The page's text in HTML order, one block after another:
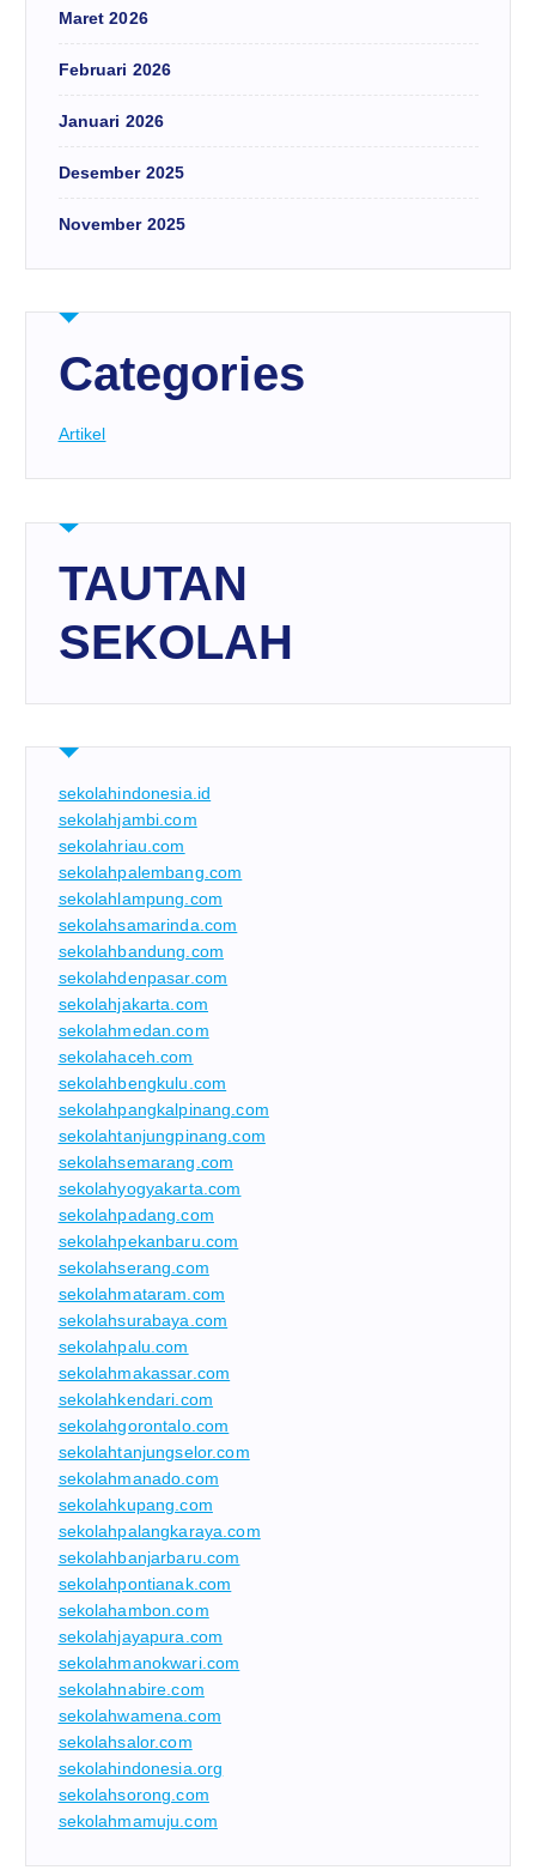
Maret 2026
Februari 2026
Januari 2026
Desember 2025
November 2025
Categories
Artikel
TAUTAN
SEKOLAH
sekolahindonesia.id
sekolahjambi.com
sekolahriau.com
sekolahpalembang.com
sekolahlampung.com
sekolahsamarinda.com
sekolahbandung.com
sekolahdenpasar.com
sekolahjakarta.com
sekolahmedan.com
sekolahaceh.com
sekolahbengkulu.com
sekolahpangkalpinang.com
sekolahtanjungpinang.com
sekolahsemarang.com
sekolahyogyakarta.com
sekolahpadang.com
sekolahpekanbaru.com
sekolahserang.com
sekolahmataram.com
sekolahsurabaya.com
sekolahpalu.com
sekolahmakassar.com
sekolahkendari.com
sekolahgorontalo.com
sekolahtanjungselor.com
sekolahmanado.com
sekolahkupang.com
sekolahpalangkaraya.com
sekolahbanjarbaru.com
sekolahpontianak.com
sekolahambon.com
sekolahjayapura.com
sekolahmanokwari.com
sekolahnabire.com
sekolahwamena.com
sekolahsalor.com
sekolahindonesia.org
sekolahsorong.com
sekolahmamuju.com